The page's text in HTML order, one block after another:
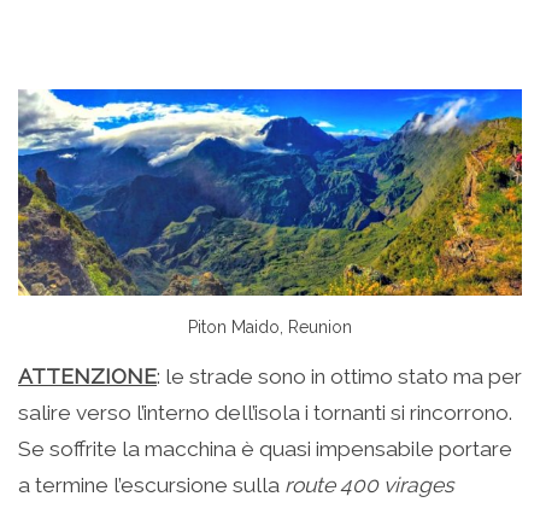
Piton Maido, Reunion
ATTENZIONE: le strade sono in ottimo stato ma per
salire verso l’interno dell’isola i tornanti si rincorrono.
Se soffrite la macchina è quasi impensabile portare
a termine l’escursione sulla route 400 virages